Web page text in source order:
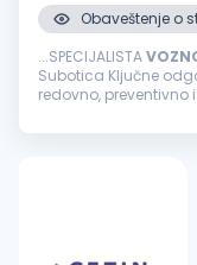
Obaveštenje o
...SPECIJALISTA
Subotica Ključne odgovornosti: Organizuje i koordinira
redovno, preventivno
prati realizaciju...